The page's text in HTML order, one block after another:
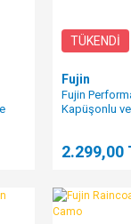
TÜKENDİ
Fujin
Fujin
Kapüşonlu
2.299,00